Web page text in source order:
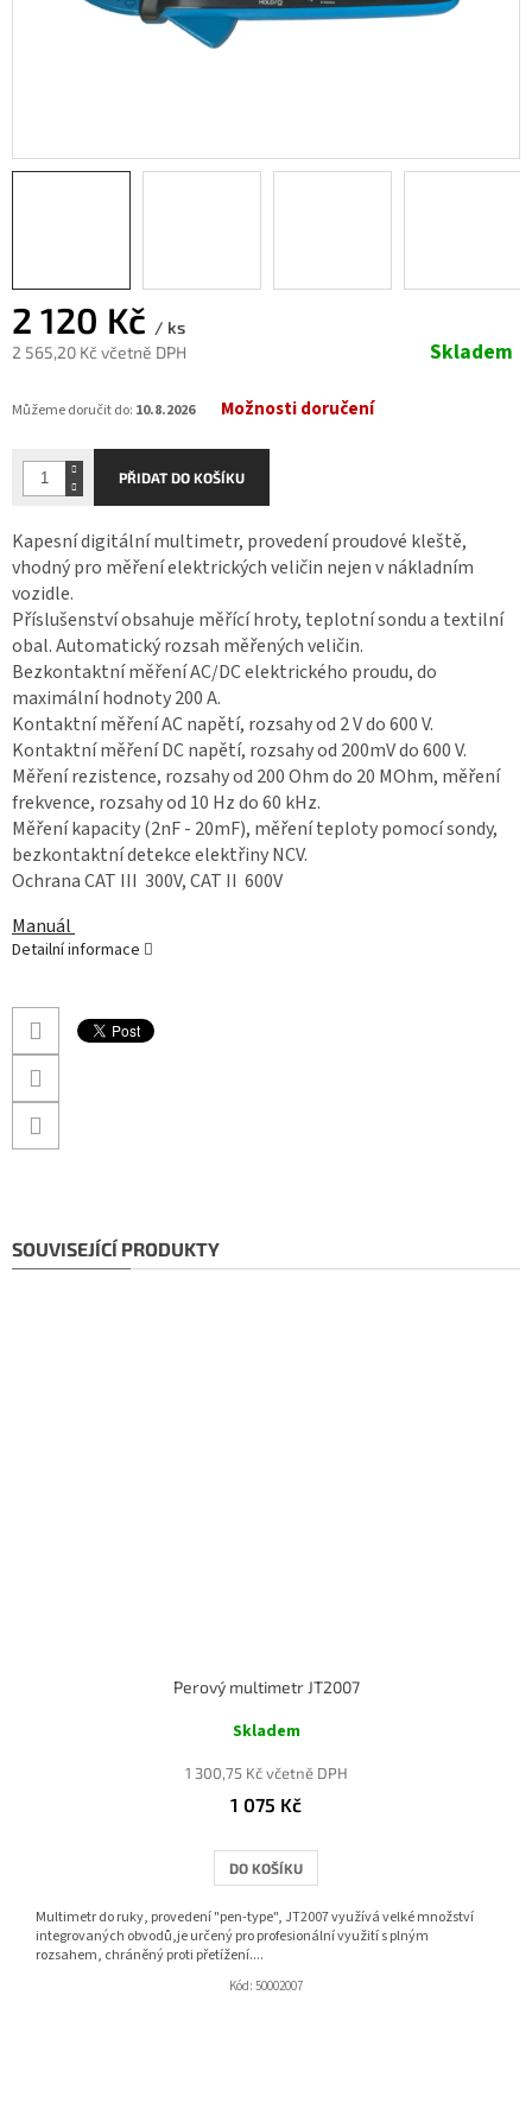
2 120 Kč / ks
2 565,20 Kč včetně DPH
cena:
Skladem
Můžeme doručit do: 10.8.2026 Možnosti doručení
PŘIDAT DO KOŠÍKU
Kapesní digitální multimetr, provedení proudové kleště,
vhodný pro měření elektrických veličin nejen v nákladním
vozidle.
Příslušenství obsahuje měřící hroty, teplotní sondu a textilní
obal.Automatický rozsah měřených veličin.
Bezkontaktní měření AC/DC elektrického proudu, do
maximální hodnoty 200 A.
Kontaktní měření AC napětí, rozsahy od 2 V do 600 V.
Kontaktní měření DC napětí, rozsahy od 200mV do 600 V.
Měření rezistence, rozsahy od 200 Ohm do 20 MOhm, měření
frekvence, rozsahy od 10 Hz do 60 kHz.
Měření kapacity (2nF - 20mF), měření teploty pomocí sondy,
bezkontaktní detekce elektřiny NCV.
Ochrana CAT III 300V, CAT II 600V
Manuál
Detailní informace
SOUVISEJÍCÍ PRODUKTY
Perový multimetr JT2007
Skladem
1 300,75 Kč včetně DPH
1 075 Kč
DO KOŠÍKU
Multimetr do ruky, provedení "pen-type", JT2007 využívá velké množství
integrovaných obvodů,je určený pro profesionální využití s plným
rozsahem, chráněný proti přetížení....
Kód: 50002007